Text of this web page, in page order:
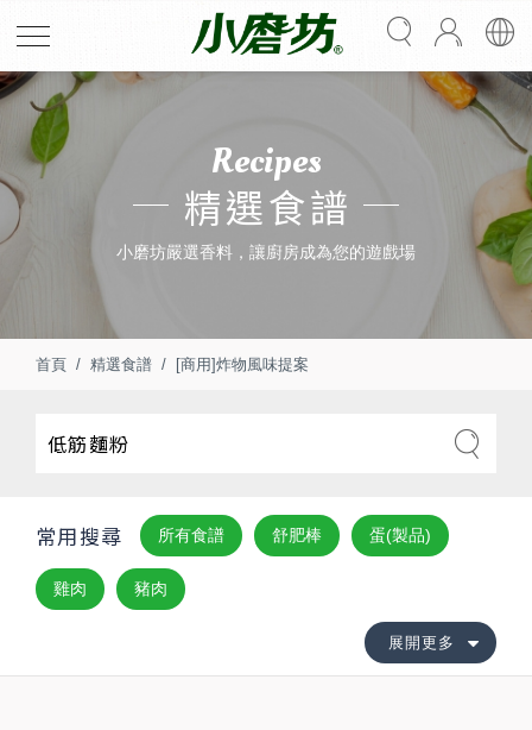
Recipes
精選食譜
小磨坊嚴選香料，讓廚房成為您的遊戲場
首頁 精選食譜 [商用]炸物風味提案
常用搜尋 所有食譜 舒肥棒 蛋(製品)
雞肉 豬肉
展開更多